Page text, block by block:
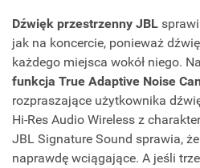
Dźwięk przestrzenny JBL
jak na koncercie, ponieważ
każdego miejsca wokół niego.
funkcja True Adaptive Noise
rozpraszające użytkownika
Hi-Res Audio Wireless z
JBL Signature Sound sprawia,
naprawdę wciągające. A jeśli